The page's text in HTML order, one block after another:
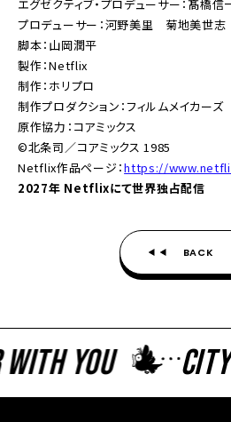
エグゼクティブ・プロデューサー：髙橋信
プロデューサー：河野美里 菊地美世
脚本：山岡潤平
製作：Netflix
制作：ホリプロ
制作プロダクション：フィルムメイカーズ
原作協力：コアミックス
©北条司／コアミックス 1985
Netflix作品ページ：https://
2027年 Netflixにて世界独占配信
BACK
You CITY